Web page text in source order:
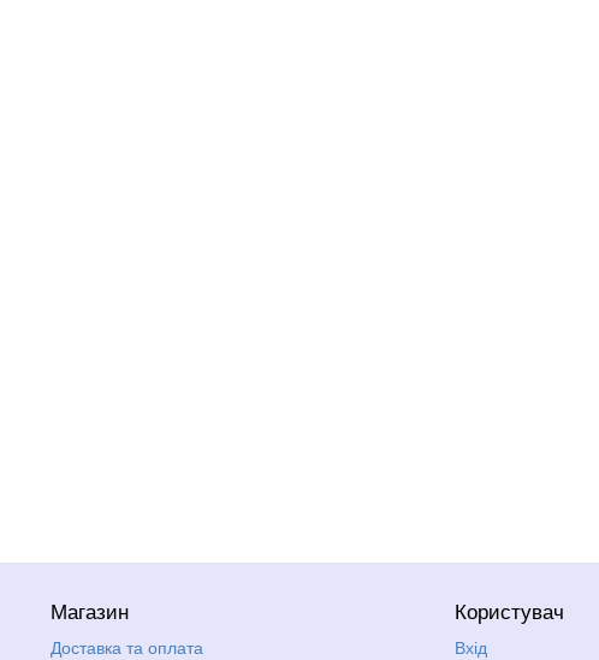
Магазин
Доставка та оплата
Користувач
Вхід